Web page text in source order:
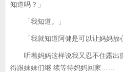
知道吗？」
「我知道。」
「我就知道阿健是可以让妈妈放心
听着妈妈这样说我又忍不住露出
得跟妹妹们继 续等待妈妈回家……